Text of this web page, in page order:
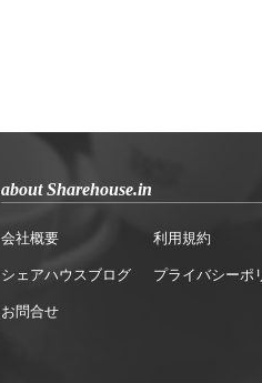
about Sharehouse.in
会社概要
シェアハウスブログ
お問合せ
利用規約
プライバシーポ